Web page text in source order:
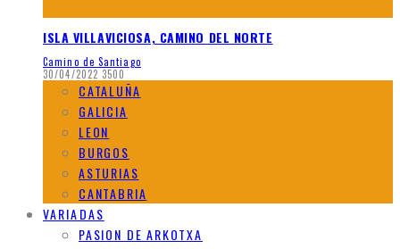
ISLA VILLAVICIOSA, CAMINO DEL NORTE
Camino de Santiago
30/04/2022 3500
CATALUÑA
GALICIA
LEON
BURGOS
ASTURIAS
CANTABRIA
VARIADAS
PASION DE ARKOTXA